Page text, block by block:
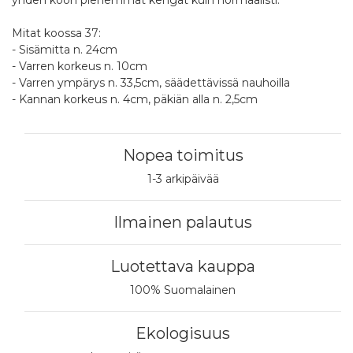
Mitat koossa 37:
- Sisämitta n. 24cm
- Varren korkeus n. 10cm
- Varren ympärys n. 33,5cm, säädettävissä nauhoilla
- Kannan korkeus n. 4cm, päkiän alla n. 2,5cm
Nopea toimitus
1-3 arkipäivää
Ilmainen palautus
Luotettava kauppa
100% Suomalainen
Ekologisuus